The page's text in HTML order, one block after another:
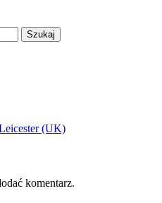
(UK)
komentarz.